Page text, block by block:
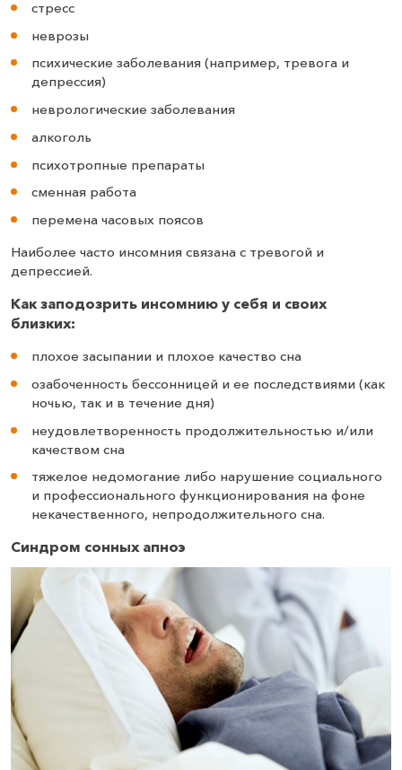
стресс
неврозы
психические заболевания (например, тревога и
депрессия)
неврологические заболевания
алкоголь
психотропные препараты
сменная работа
перемена часовых поясов
Наиболее часто инсомния связана с тревогой и
депрессией.
Как заподозрить инсомнию у себя и своих
близких:
плохое засыпании и плохое качество сна
озабоченность бессонницей и ее последствиями (как
ночью, так и в течение дня)
неудовлетворенность продолжительностью и/или
качеством сна
тяжелое недомогание либо нарушение социального
и профессионального функционирования на фоне
некачественного, непродолжительного сна.
Синдром сонных апноэ